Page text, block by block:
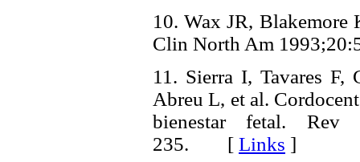
10. Wax JR, Blakemore
Clin North Am
11. Sierra I, Tavares
Abreu L, et al.
bienestar fetal. Rev
235. [ Links ]